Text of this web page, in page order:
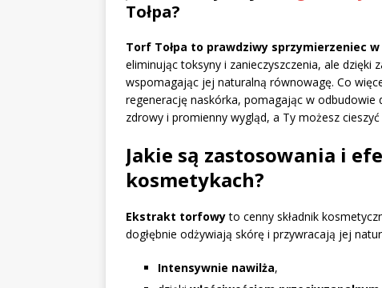
Tołpa?
Torf Tołpa to prawdziwy sprzymierzeniec
eliminując toksyny i zanieczyszczenia, ale dzięki
wspomagając jej naturalną równowagę. Co
regenerację naskórka, pomagając w odbudowie
zdrowy i promienny wygląd, a Ty możesz
Jakie są zastosowania i
kosmetykach?
Ekstrakt torfowyto cenny składnik
dogłębnie odżywiają skórę i przywracają jej
Intensywnie nawilża,